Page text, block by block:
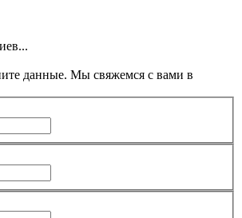
данные. Мы свяжемся с вами в